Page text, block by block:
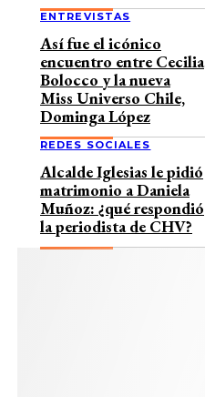
ENTREVISTAS
Así fue el icónico
encuentro entre Cecilia
Bolocco y la nueva
Miss Universo Chile,
Dominga López
REDES SOCIALES
Alcalde Iglesias le pidió
matrimonio a Daniela
Muñoz: ¿qué respondió
la periodista de CHV?